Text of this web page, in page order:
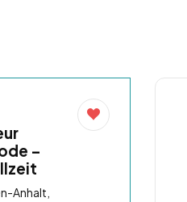
–
Anhalt,